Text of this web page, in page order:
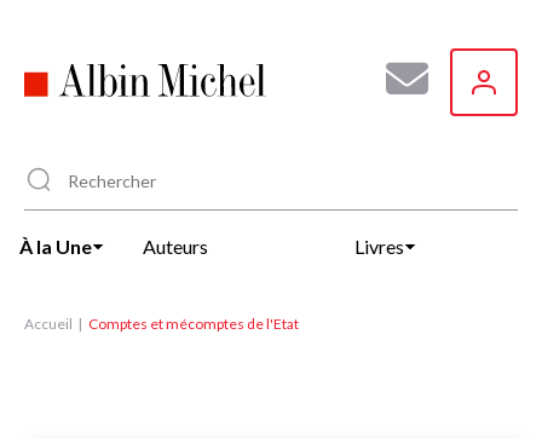
principal
À la Une Auteurs Livres
Accueil Comptes et mécomptes de l'Etat